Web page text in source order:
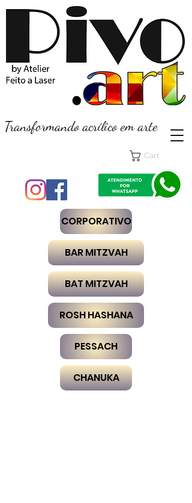
Cart
Transformando acrílico em arte
BAR MITZVAH
BAT MITZVAH
ROSH HASHANA
PESSACH
CHANUKA
CORPORATIVO